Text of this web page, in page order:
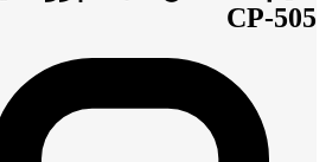
CP-505